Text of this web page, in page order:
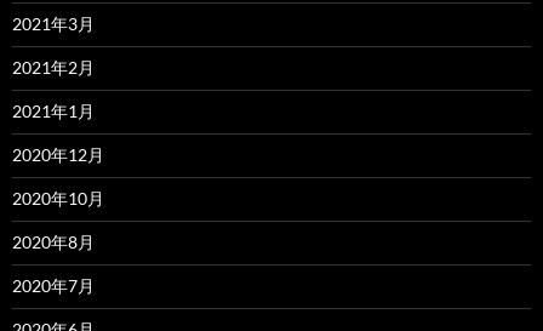
2021年3月
2021年2月
2021年1月
2020年12月
2020年10月
2020年8月
2020年7月